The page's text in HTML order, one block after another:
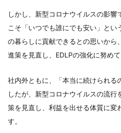
しかし、新型コロナウイルスの影響
こそ「いつでも誰にでも安い」とい
の暮らしに貢献できるとの思いから
進策を見直し、EDLPの強化に努めて
社内外ともに、「本当に続けられる
したが、新型コロナウイルスの流行
策を見直し、利益を出せる体質に変
す。